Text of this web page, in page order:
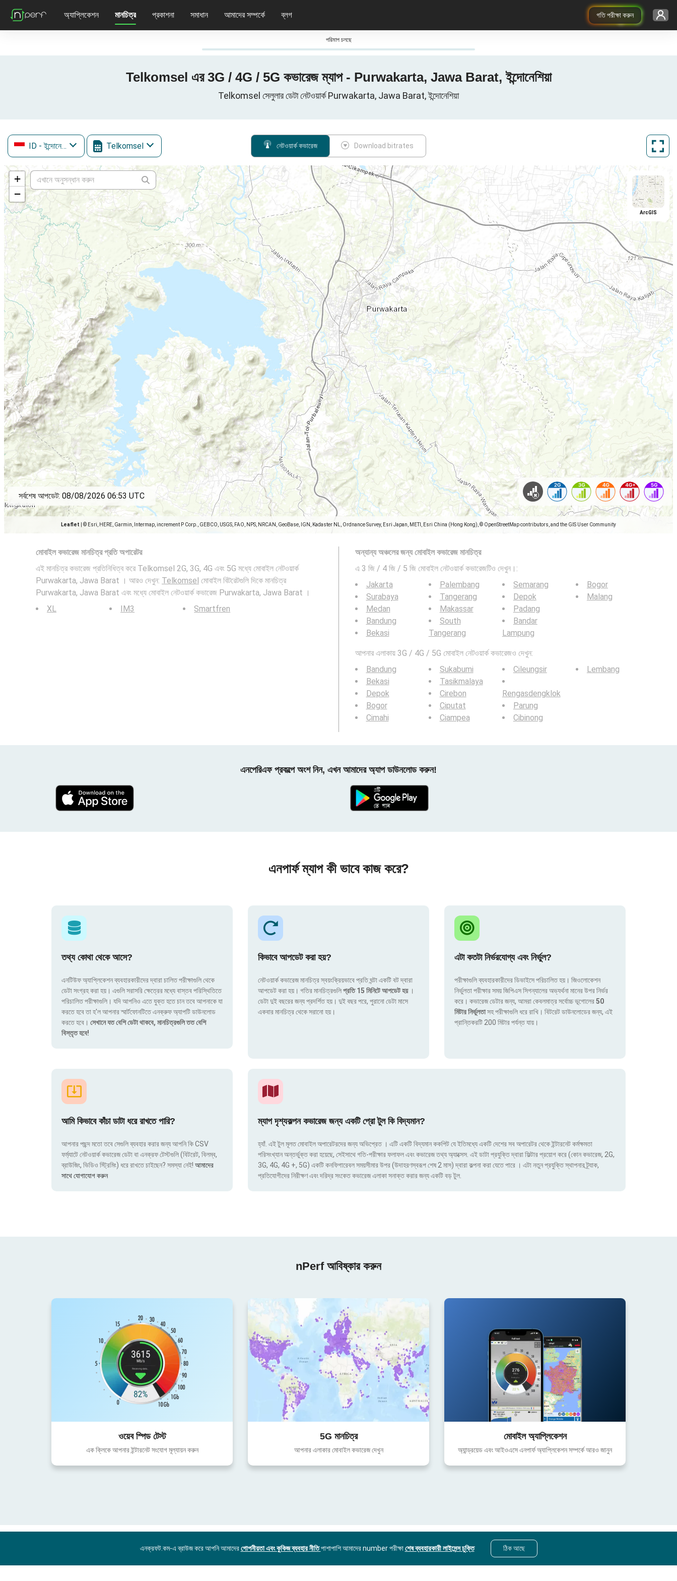
গতি পরীক্ষা করুন
অ্যাপ্লিকেশন মানচিত্র প্রকাশনা সমাধান আমাদের সম্পর্কে ব্লগ
পরিমাপ চলছে
Telkomsel এর 3G / 4G / 5G কভারেজ ম্যাপ - Purwakarta, Jawa Barat, ইন্দোনেশিয়া
Telkomsel সেলুলার ডেটা নেটওয়ার্ক Purwakarta, Jawa Barat, ইন্দোনেশিয়া
ID - ইন্দোনেশিয়া Telkomsel নেটওয়ার্ক কভারেজ Download bitrates
+
−
Leaflet © Esri, HERE, Garmin, Intermap, increment P Corp., GEBCO, USGS, FAO, NPS, NRCAN, GeoBase, IGN, Kadaster NL, Ordnance Survey, Esri Japan, METI, Esri China (Hong Kong), © OpenStreetMap contributors, and the GIS User Community
ArcGIS
সর্বশেষ আপডেট: 08/08/2026 06:53 UTC
মোবাইল কভারেজ মানচিত্র প্রতি অপারেটর
এই মানচিত্র কভারেজ প্রতিনিধিত্ব করে Telkomsel 2G, 3G, 4G এবং 5G মধ্যে মোবাইল নেটওয়ার্ক
Purwakarta, Jawa Barat । আরও দেখুন: Telkomsel মোবাইল বিটরেটগুলি দিকে মানচিত্র
Purwakarta, Jawa Barat এবং মধ্যে মোবাইল নেটওয়ার্ক কভারেজ Purwakarta, Jawa Barat ।
XL
IM3 Smartfren
অন্যান্য অঞ্চলের জন্য মোবাইল কভারেজ মানচিত্র
এ 3 জি / 4 জি / 5 জি মোবাইল নেটওয়ার্ক কভারেজটিও দেখুন।:
Jakarta
Surabaya
Medan
Bandung
Bekasi
Palembang
Tangerang
Makassar
South
Tangerang
Semarang
Depok
Padang
Bandar
Lampung
Bogor
Malang
আপনার এলাকায় 3G / 4G / 5G মোবাইল নেটওয়ার্ক কভারেজও দেখুন:
Bandung
Bekasi
Depok
Bogor
Cimahi
Sukabumi
Tasikmalaya
Cirebon
Ciputat
Ciampea
Cileungsir
Rengasdengklok
Parung
Cibinong
Lembang
এনপেরিএফ প্রকল্পে অংশ নিন, এখন আমাদের অ্যাপ ডাউনলোড করুন!
এনপার্ফ ম্যাপ কী ভাবে কাজ করে?
তথ্য কোথা থেকে আসে?
এনটিউফ অ্যাপ্লিকেশন ব্যবহারকারীদের দ্বারা চালিত পরীক্ষাগুলি থেকে
ডেটা সংগ্রহ করা হয়। এগুলি সরাসরি ক্ষেত্রের মধ্যে বাস্তব পরিস্থিতিতে
পরিচালিত পরীক্ষাগুলি। যদি আপনিও এতে যুক্ত হতে চান তবে আপনাকে যা
করতে হবে তা হ'ল আপনার স্মার্টফোনটিতে এনক্রুফ অ্যাপটি ডাউনলোড
করতে হবে। সেখানে যত বেশি ডেটা থাকবে, মানচিত্রগুলি তত বেশি
বিস্তৃত হবে!
কিভাবে আপডেট করা হয়?
নেটওয়ার্ক কভারেজ মানচিত্র স্বয়ংক্রিয়ভাবে প্রতি ঘন্টা একটি বট দ্বারা
আপডেট করা হয়। গতির মানচিত্রগুলিপ্রতি 15 মিনিটে আপডেট হয় ।
ডেটা দুই বছরের জন্য প্রদর্শিত হয়। দুই বছর পরে, পুরানো ডেটা মাসে
একবার মানচিত্র থেকে সরানো হয়।
এটা কতটা নির্ভরযোগ্য এবং নির্ভুল?
পরীক্ষাগুলি ব্যবহারকারীদের ডিভাইসে পরিচালিত হয়। জিওলোকেশন
নির্ভুলতা পরীক্ষার সময় জিপিএস সিগন্যালের অভ্যর্থনা মানের উপর নির্ভর
করে। কভারেজ ডেটার জন্য, আমরা কেবলমাত্র সর্বোচ্চ ভূগোলের50
মিটার নির্ভুলতাসহ পরীক্ষাগুলি ধরে রাখি। বিটরেট ডাউনলোডের জন্য, এই
প্রান্তিকরটি 200 মিটার পর্যন্ত যায়।
আমি কিভাবে কাঁচা ডাটা ধরে রাখতে পারি?
আপনার পছন্দ মতো তবে সেগুলি ব্যবহার করার জন্য আপনি কি CSV
ফর্ম্যাটে নেটওয়ার্ক কভারেজ ডেটা বা এনক্রফ টেস্টগুলি (বিটরেট, বিলম্ব,
ব্রাউজিং, ভিডিও স্ট্রিমিং) ধরে রাখতে চাইছেন? সমস্যা নেই! আমাদের
সাথে যোগাযোগ করুন
ম্যাপ দৃশ্যকল্পন কভারেজ জন্য একটি প্রো টুল কি বিদ্যমান?
হ্যাঁ. এই টুল মূলত মোবাইল অপারেটরদের জন্য অভিপ্রেত । এটি একটি বিদ্যমান ককপিট যে ইতিমধ্যে একটি দেশের সব অপারেটর থেকে ইন্টারনেট কর্মক্ষমতা
পরিসংখ্যান অন্তর্ভুক্ত করা হয়েছে, সেইসাথে গতি-পরীক্ষার ফলাফল এবং কভারেজ তথ্য অ্যাক্সেস. এই ডাটা প্রযুক্তি দ্বারা ফিল্টার প্রয়োগ করে (কোন কভারেজ, 2G,
3G, 4G, 4G +, 5G) একটি কনফিগারেবল সময়সীমার উপর (উদাহরণস্বরূপ শেষ 2 মাস) দ্বারা কল্পনা করা যেতে পারে । এটা নতুন প্রযুক্তি স্থাপনার ট্র্যাক,
প্রতিযোগীদের নিরীক্ষণ এবং দরিদ্র সংকেত কভারেজ এলাকা সনাক্ত করার জন্য একটি বড় টুল.
nPerf আবিষ্কার করুন
ওয়েব স্পিড টেস্ট
এক ক্লিকে আপনার ইন্টারনেট সংযোগ মূল্যায়ন করুন
5G মানচিত্র
আপনার এলাকার মোবাইল কভারেজ দেখুন
মোবাইল অ্যাপ্লিকেশন
অ্যান্ড্রয়েড এবং আইওএসে এনপার্ফ অ্যাপ্লিকেশন সম্পর্কে আরও জানুন
এনক্রফট.কম-এ ব্রাউজ করে আপনি আমাদেরগোপনীয়তা এবং কুকিজ ব্যবহার নীতিপাশাপাশি আমাদের number পরীক্ষাশেষ ব্যবহারকারী লাইসেন্স চুক্তি ঠিক আছে